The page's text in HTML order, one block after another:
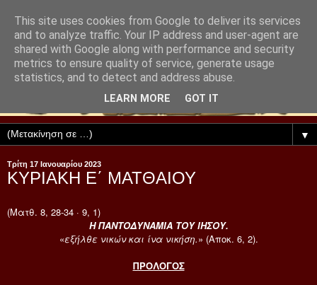
▼
Τρίτη 17 Ιανουαρίου 2023
ΚΥΡΙΑΚΗ Ε΄ ΜΑΤΘΑΙΟΥ
(Ματθ. 8, 28-34 · 9, 1)
Η ΠΑΝΤΟΔΥΝΑΜΙΑ ΤΟΥ ΙΗΣΟΥ.
«εξήλθε νικών και ίνα νικήση.» (Αποκ. 6, 2).
ΠΡΟΛΟΓΟΣ
This site uses cookies from Google to deliver its services
and to analyze traffic. Your IP address and user-agent are
shared with Google along with performance and security
metrics to ensure quality of service, generate usage
statistics, and to detect and address abuse.
LEARN MORE GOT IT